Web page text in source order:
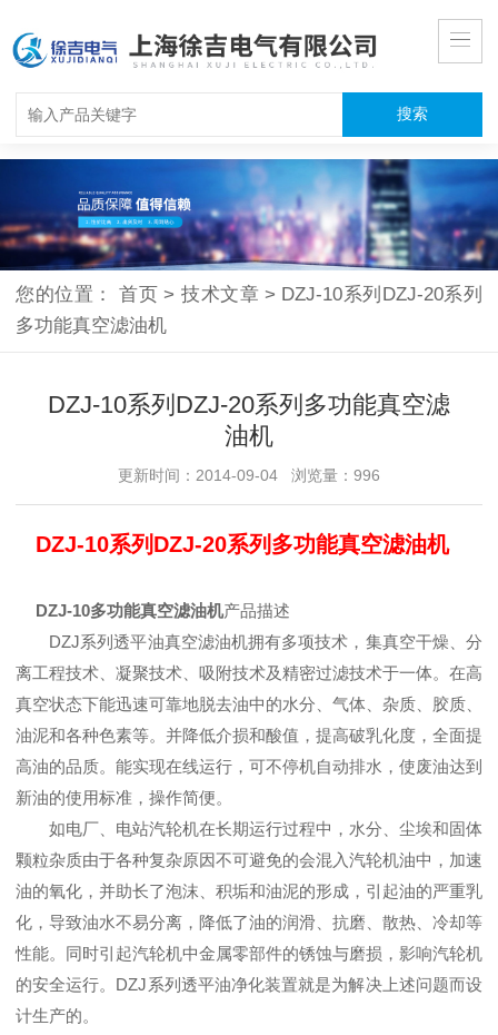
您的位置：首页 > 技术文章 > DZJ-10系列DZJ-20系列
多功能真空滤油机
DZJ-10系列DZJ-20系列多功能真空滤
油机
更新时间：2014-09-04 浏览量：996
DZJ-10系列DZJ-20系列多功能真空滤油机
DZJ-10多功能真空滤油机产品描述
DZJ系列透平油真空滤油机拥有多项技术，集真空干燥、分
离工程技术、凝聚技术、吸附技术及精密过滤技术于一体。在高
真空状态下能迅速可靠地脱去油中的水分、气体、杂质、胶质、
油泥和各种色素等。并降低介损和酸值，提高破乳化度，全面提
高油的品质。能实现在线运行，可不停机自动排水，使废油达到
新油的使用标准，操作简便。
如电厂、电站汽轮机在长期运行过程中，水分、尘埃和固体
颗粒杂质由于各种复杂原因不可避免的会混入汽轮机油中，加速
油的氧化，并助长了泡沫、积垢和油泥的形成，引起油的严重乳
化，导致油水不易分离，降低了油的润滑、抗磨、散热、冷却等
性能。同时引起汽轮机中金属零部件的锈蚀与磨损，影响汽轮机
的安全运行。DZJ系列透平油净化装置就是为解决上述问题而设
计生产的。